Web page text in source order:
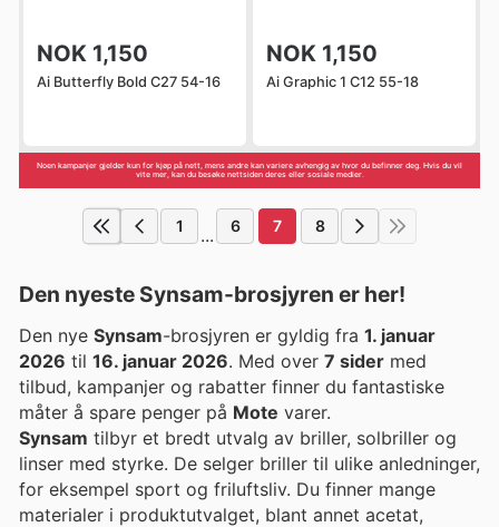
NOK 1,150
Ai Butterfly Bold C27 54-16
NOK 1,150
Ai Graphic 1 C12 55-18
Noen kampanjer gjelder kun for kjøp på nett, mens andre kan variere avhengig av hvor du befinner deg. Hvis du vil
vite mer, kan du besøke nettsiden deres eller sosiale medier.
1 ... 6 7 8
Den nyeste Synsam-brosjyren er her!
Den nye Synsam-brosjyren er gyldig fra 1. januar
2026 til 16. januar 2026. Med over 7 sider med
tilbud, kampanjer og rabatter finner du fantastiske
måter å spare penger på Mote varer.
Synsam tilbyr et bredt utvalg av briller, solbriller og
linser med styrke. De selger briller til ulike anledninger,
for eksempel sport og friluftsliv. Du finner mange
materialer i produktutvalget, blant annet acetat,